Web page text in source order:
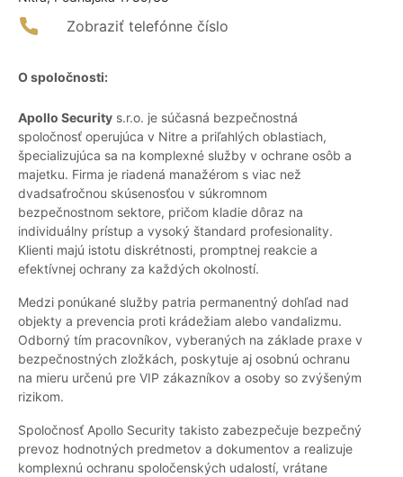
Zobraziť telefónne číslo
O spoločnosti:
Apollo Security s.r.o. je súčasná bezpečnostná
spoločnosť operujúca v Nitre a priľahlých oblastiach,
špecializujúca sa na komplexné služby v ochrane osôb a
majetku. Firma je riadená manažérom s viac než
dvadsaťročnou skúsenosťou v súkromnom
bezpečnostnom sektore, pričom kladie dôraz na
individuálny prístup a vysoký štandard profesionality.
Klienti majú istotu diskrétnosti, promptnej reakcie a
efektívnej ochrany za každých okolností.
Medzi ponúkané služby patria permanentný dohľad nad
objekty a prevencia proti krádežiam alebo vandalizmu.
Odborný tím pracovníkov, vyberaných na základe praxe v
bezpečnostných zložkách, poskytuje aj osobnú ochranu
na mieru určenú pre VIP zákazníkov a osoby so zvýšeným
rizikom.
Spoločnosť Apollo Security takisto zabezpečuje bezpečný
prevoz hodnotných predmetov a dokumentov a realizuje
komplexnú ochranu spoločenských udalostí, vrátane